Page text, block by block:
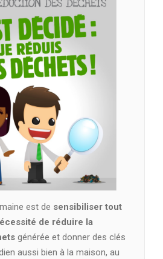
est de sensibiliser tout
de réduire la
générée et donner des clés
aussi bien à la maison, au